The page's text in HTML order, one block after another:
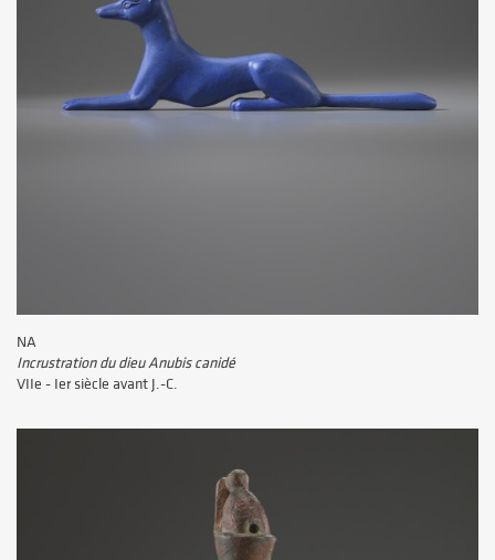
NA
Incrustration du dieu Anubis canidé
VIIe - Ier siècle avant J.-C.